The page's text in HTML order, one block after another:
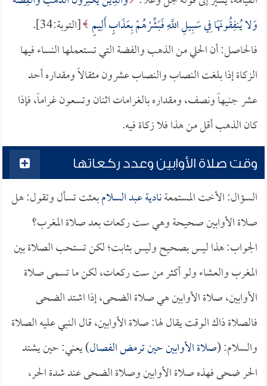
وَلا يُنفِقُونَهَا فِي سَبِيلِ اللَّهِ فَبَشِّرْهُمْ بِعَذَابٍ أَلِيمٍ [التوبة:34].
فالحاصل: أن الحلي من الذهب والفضة التي تستعملها النساء فيها
الزكاة إذا بلغت النصاب والنصاب عشرون مثقالاً ومقداره أحد
عشر جنيهاً ونصف، ومقداره بالغرامات اثنان وتسعون غراماً، فإذا
كان الذهب أقل من هذا فلا زكاة فيه.
وقت صلاة الأوابين وعدد ركعاتها
السؤال: الأخت المستمعةنادية عبد السلامبعثت تسأل وتقول: هل
صلاة الأوابين صحيحة وهي ست ركعات بعد صلاة المغرب؟
الجواب: هذا ليس بصحيح وليس بثابت؛ لكن تستحب الصلاة بين
المغرب والعشاء ولو أكثر من ست ركعات، لكن ما تسمى صلاة
الأوابين، صلاة الأوابين هي صلاة الضحى، إذا اشتد الضحى
فالصلاة ذاك الوقت يقال لها: صلاة الأوابين، قال النبي عليه الصلاة
والسلام: (صلاة الأوابين حين ترمض الفصال) يعني: حين يشتد
الحر ضحى فهذه صلاة الأوابين وصلاة الضحى عند شدة الحر،